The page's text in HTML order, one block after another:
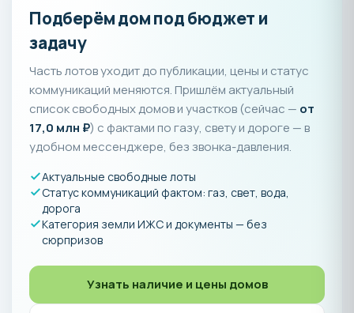
Подберём дом под бюджет и
задачу
Часть лотов уходит до публикации, цены и статус
коммуникаций меняются. Пришлём актуальный
список свободных домов и участков (сейчас — от
17,0 млн ₽) с фактами по газу, свету и дороге — в
удобном мессенджере, без звонка-давления.
Актуальные свободные лоты
Статус коммуникаций фактом: газ, свет, вода,
дорога
Категория земли ИЖС и документы — без
сюрпризов
Узнать наличие и цены домов